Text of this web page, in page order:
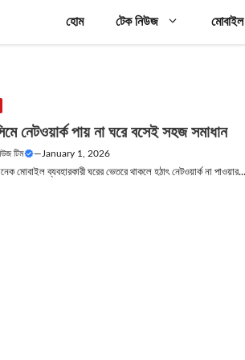
হোম টেক নিউজ মোবাইল
নেটওয়ার্ক পায় না ঘরে বসেই সহজ সমাধান
টিম — January 1, 2026
মোবাইল ব্যবহারকারী ঘরের ভেতরে থাকলে হঠাৎ নেটওয়ার্ক না